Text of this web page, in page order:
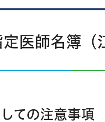
医師名簿（
ての注意事項